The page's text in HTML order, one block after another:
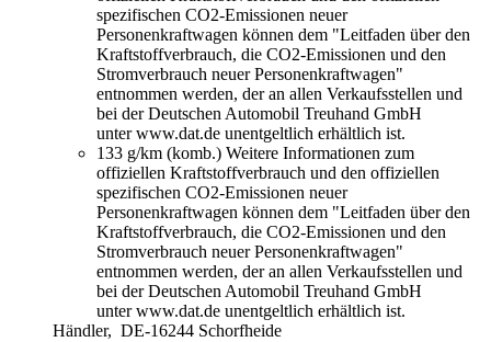
spezifischen CO2-Emissionen neuer
Personenkraftwagen können dem "Leitfaden über den
Kraftstoffverbrauch, die CO2-Emissionen und den
Stromverbrauch neuer Personenkraftwagen"
entnommen werden, der an allen Verkaufsstellen und
bei der Deutschen Automobil Treuhand GmbH
unter www.dat.de unentgeltlich erhältlich ist.
133 g/km (komb.) Weitere Informationen zum
offiziellen Kraftstoffverbrauch und den offiziellen
spezifischen CO2-Emissionen neuer
Personenkraftwagen können dem "Leitfaden über den
Kraftstoffverbrauch, die CO2-Emissionen und den
Stromverbrauch neuer Personenkraftwagen"
entnommen werden, der an allen Verkaufsstellen und
bei der Deutschen Automobil Treuhand GmbH
unter www.dat.de unentgeltlich erhältlich ist.
Händler, DE-16244 Schorfheide